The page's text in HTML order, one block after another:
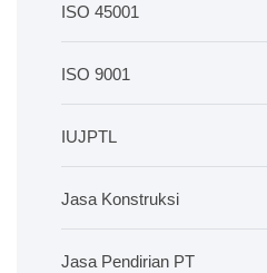
ISO 45001
ISO 9001
IUJPTL
Jasa Konstruksi
Jasa Pendirian PT